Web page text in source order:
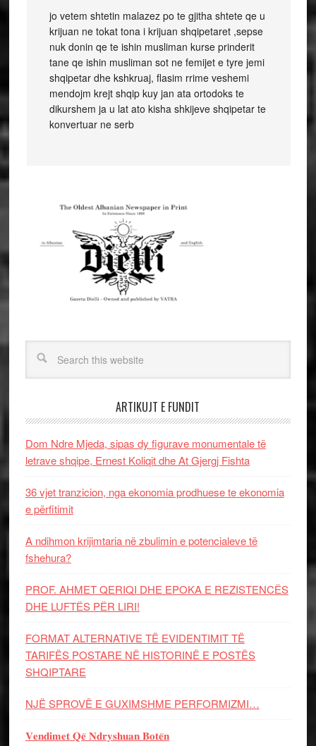
jo vetem shtetin malazez po te gjitha shtete qe u
krijuan ne tokat tona i krijuan shqipetaret ,sepse
nuk donin qe te ishin musliman kurse prinderit
tane qe ishin musliman sot ne femijet e tyre jemi
shqipetar dhe kshkruaj, flasim rrime veshemi
mendojm krejt shqip kuy jan ata ortodoks te
dikurshem ja u lat ato kisha shkijeve shqipetar te
konvertuar ne serb
ARTIKUJT E FUNDIT
Dom Ndre Mjeda, sipas dy figurave monumentale të
letrave shqipe, Ernest Koliqit dhe At Gjergj Fishta
36 vjet tranzicion, nga ekonomia prodhuese te ekonomia
e përfitimit
A ndihmon krijimtaria në zbulimin e potencialeve të
fshehura?
PROF. AHMET QERIQI DHE EPOKA E REZISTENCЁS
DHE LUFTЁS PЁR LIRI!
FORMAT ALTERNATIVE TË EVIDENTIMIT TË
TARIFËS POSTARE NË HISTORINË E POSTËS
SHQIPTARE
NJË SPROVË E GUXIMSHME PERFORMIZMI…
𝐕𝐞𝐧𝐝𝐢𝐦𝐞𝐭 𝐐𝐞̈ 𝐍𝐝𝐫𝐲𝐬𝐡𝐮𝐚𝐧 𝐁𝐨𝐭𝐞̈𝐧